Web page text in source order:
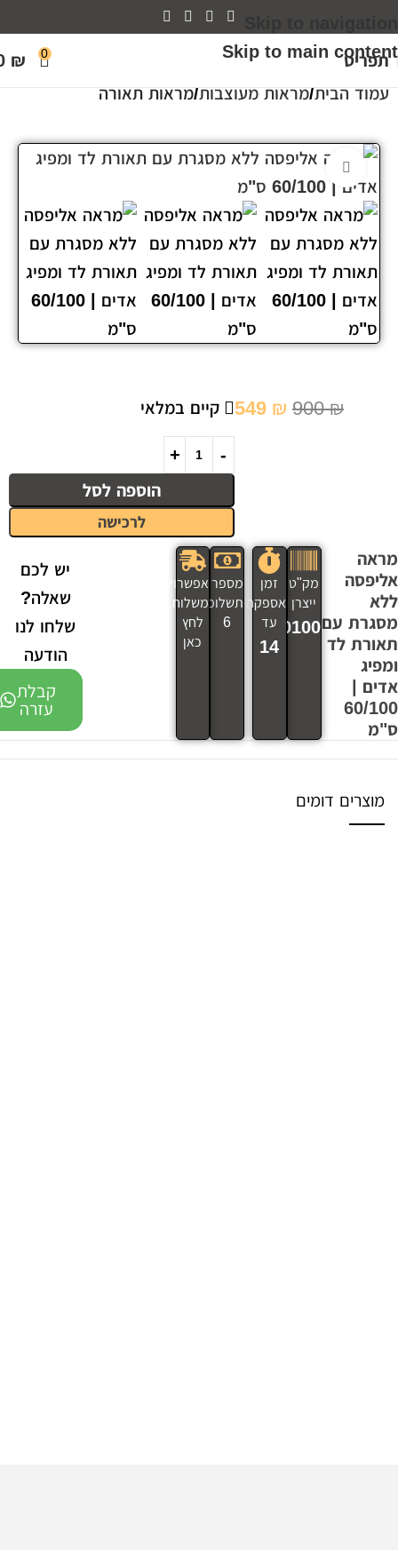
Skip to main content
תפריט 0
₪
עמוד הבית מראות מעוצבות מראות תאורה
Click to enlarge
900₪
549 ₪ קיים במלאי
הוספה לסל
לרכישה
מראה
אליפסה
ללא
מסגרת עם
תאורת לד
ומפיג
אדים |
60/100
ס"מ
מק"ט
ייצרן
160100
זמן
אספקה
עד
14
מספר
תשלומים
6
אפשרויות
משלוח
לחץ
כאן
יש לכם
שאלה?
שלחו לנו
הודעה
קבלת
עזרה
מוצרים דומים